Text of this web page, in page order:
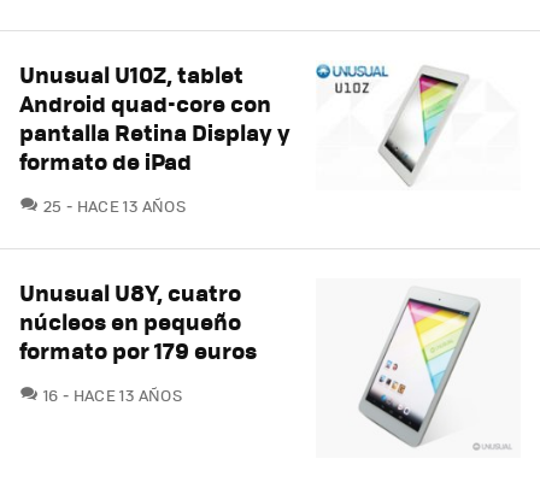
Unusual U10Z, tablet
Android quad-core con
pantalla Retina Display y
formato de iPad
25 COMENTARIOS
HACE 13 AÑOS
Unusual U8Y, cuatro
núcleos en pequeño
formato por 179 euros
16 COMENTARIOS
HACE 13 AÑOS